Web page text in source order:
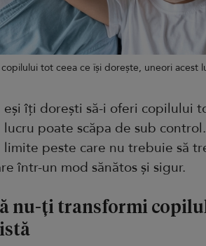
tot ceea ce își dorește, uneori
eși îți dorești să-i oferi copilului
lucru poate scăpa de sub
limite peste care nu trebuie să
într-un mod sănătos și sigur.
nu-ți transformi